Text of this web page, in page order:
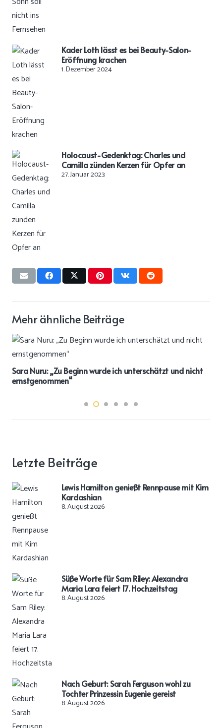
Kader Loth lässt es bei Beauty-Salon-
Eröffnung krachen
1. Dezember 2024
Holocaust-Gedenktag: Charles und
Camilla zünden Kerzen für Opfer an
27. Januar 2023
Mehr ähnliche Beiträge
Sara Nuru: „Zu Beginn wurde ich unterschätzt und nicht
ernstgenommen“
Letzte Beiträge
Lewis Hamilton genießt Rennpause mit Kim
Kardashian
8. August 2026
Süße Worte für Sam Riley: Alexandra
Maria Lara feiert 17. Hochzeitstag
8. August 2026
Nach Geburt: Sarah Ferguson wohl zu
Tochter Prinzessin Eugenie gereist
8. August 2026